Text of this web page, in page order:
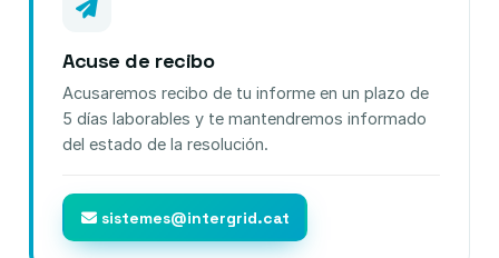
Acuse de recibo
Acusaremos recibo de tu informe en un plazo de
5 días laborables y te mantendremos informado
del estado de la resolución.
sistemes@intergrid.cat